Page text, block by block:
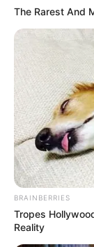
The Rarest And
BRAINBERRIES
Tropes
Reality